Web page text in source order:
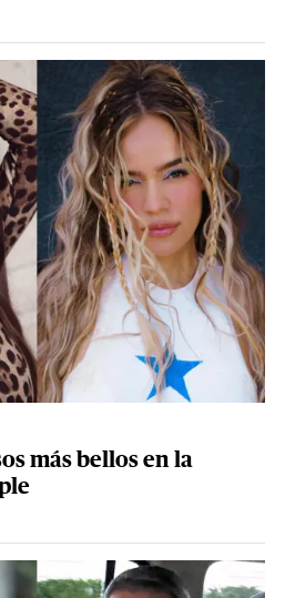
más bellos en la